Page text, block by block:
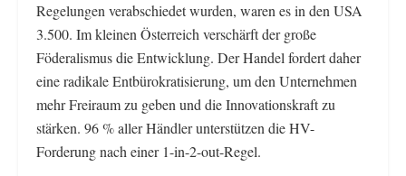
Regelungen verabschiedet wurden, waren es in den USA
3.500. Im kleinen Österreich verschärft der große
Föderalismus die Entwicklung. Der Handel fordert daher
eine radikale Entbürokratisierung, um den Unternehmen
mehr Freiraum zu geben und die Innovationskraft zu
stärken. 96 % aller Händler unterstützen die HV-
Forderung nach einer 1-in-2-out-Regel.